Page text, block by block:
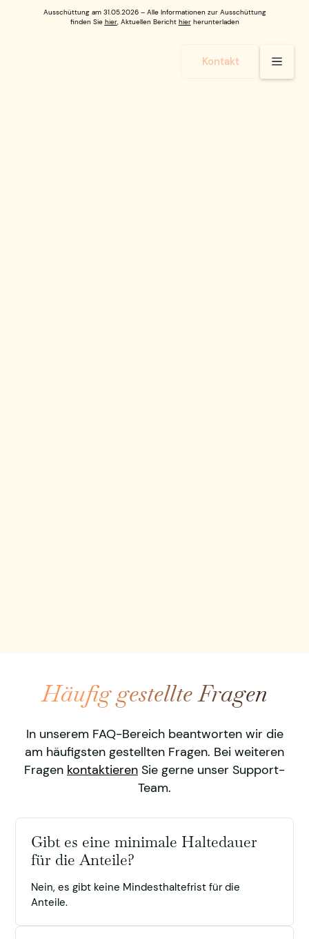
Ausschüttung am 31.05.2026 – Alle Informationen zur Ausschüttung
finden Sie hier, Aktuellen Bericht hierherunterladen
Kontakt
Häufig gestellte Fragen
In unserem FAQ-Bereich beantworten wir die
am häufigsten gestellten Fragen. Bei weiteren
Fragen kontaktieren Sie gerne unser Support-
Team.
Gibt es eine minimale Haltedauer
für die Anteile?
Nein, es gibt keine Mindesthaltefrist für die
Anteile.